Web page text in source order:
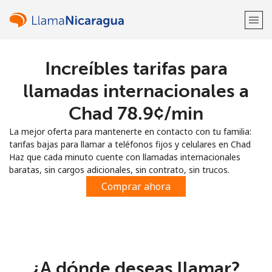
¡Bienvenido!
Regístrate con
Increíbles tarifas para
llamadas internacionales a
Chad ⁦78.9¢⁩/min
La mejor oferta para mantenerte en contacto con tu familia:
tarifas bajas para llamar a teléfonos fijos y celulares en Chad
Haz que cada minuto cuente con llamadas internacionales
baratas, sin cargos adicionales, sin contrato, sin trucos.
Comprar ahora